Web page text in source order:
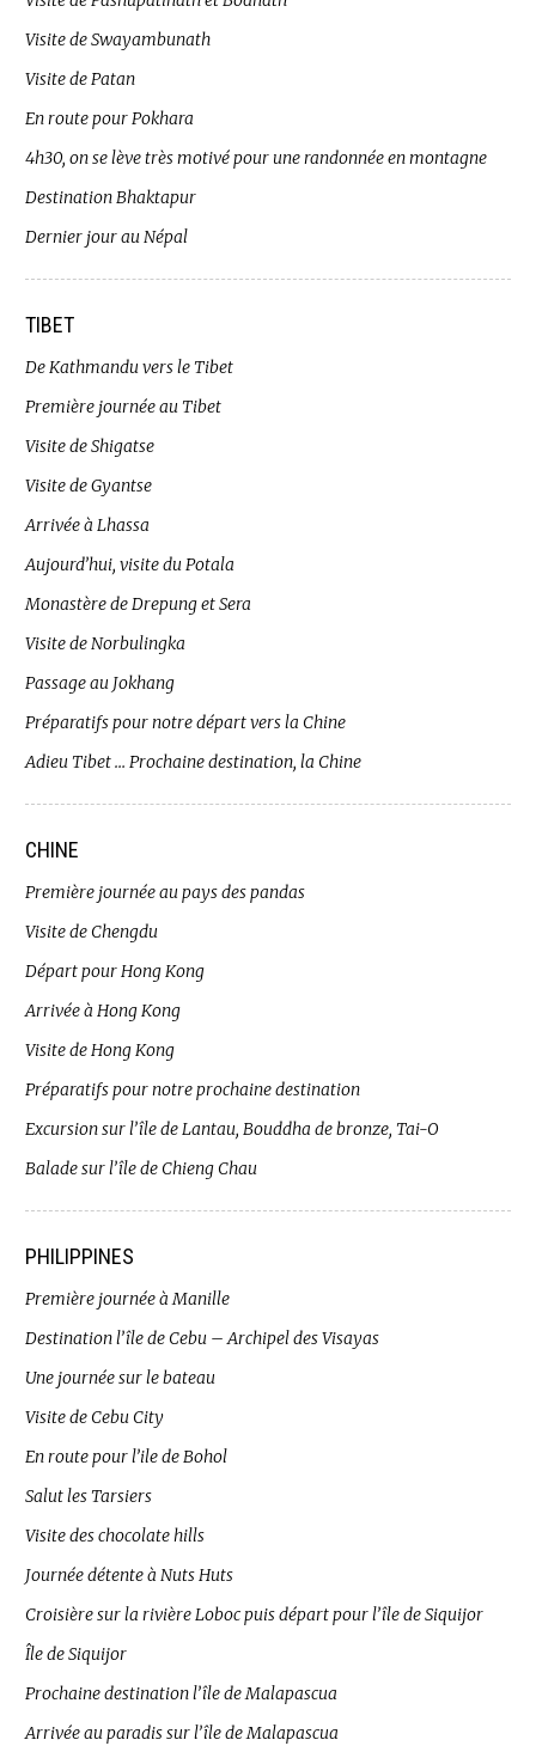
Visite de Swayambunath
Visite de Patan
En route pour Pokhara
4h30, on se lève très motivé pour une randonnée en montagne
Destination Bhaktapur
Dernier jour au Népal
TIBET
De Kathmandu vers le Tibet
Première journée au Tibet
Visite de Shigatse
Visite de Gyantse
Arrivée à Lhassa
Aujourd’hui, visite du Potala
Monastère de Drepung et Sera
Visite de Norbulingka
Passage au Jokhang
Préparatifs pour notre départ vers la Chine
Adieu Tibet … Prochaine destination, la Chine
CHINE
Première journée au pays des pandas
Visite de Chengdu
Départ pour Hong Kong
Arrivée à Hong Kong
Visite de Hong Kong
Préparatifs pour notre prochaine destination
Excursion sur l’île de Lantau, Bouddha de bronze, Tai-O
Balade sur l’île de Chieng Chau
PHILIPPINES
Première journée à Manille
Destination l’île de Cebu – Archipel des Visayas
Une journée sur le bateau
Visite de Cebu City
En route pour l’ile de Bohol
Salut les Tarsiers
Visite des chocolate hills
Journée détente à Nuts Huts
Croisière sur la rivière Loboc puis départ pour l’île de Siquijor
Île de Siquijor
Prochaine destination l’île de Malapascua
Arrivée au paradis sur l’île de Malapascua